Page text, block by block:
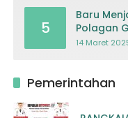
5
Baru
Polagan
Bersama
14 Maret
Pemerintahan